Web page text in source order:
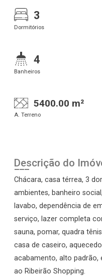
3
Dormitórios
4
Banheiros
5400.00 m²
A. Terreno
Descrição do
Chácara, casa térrea, 3
ambientes, banheiro
lavabo, dependência de
serviço, lazer completa
sauna, pomar, quadra
casa de caseiro,
acabamento, alto padrão,
ao Ribeirão Shopping.